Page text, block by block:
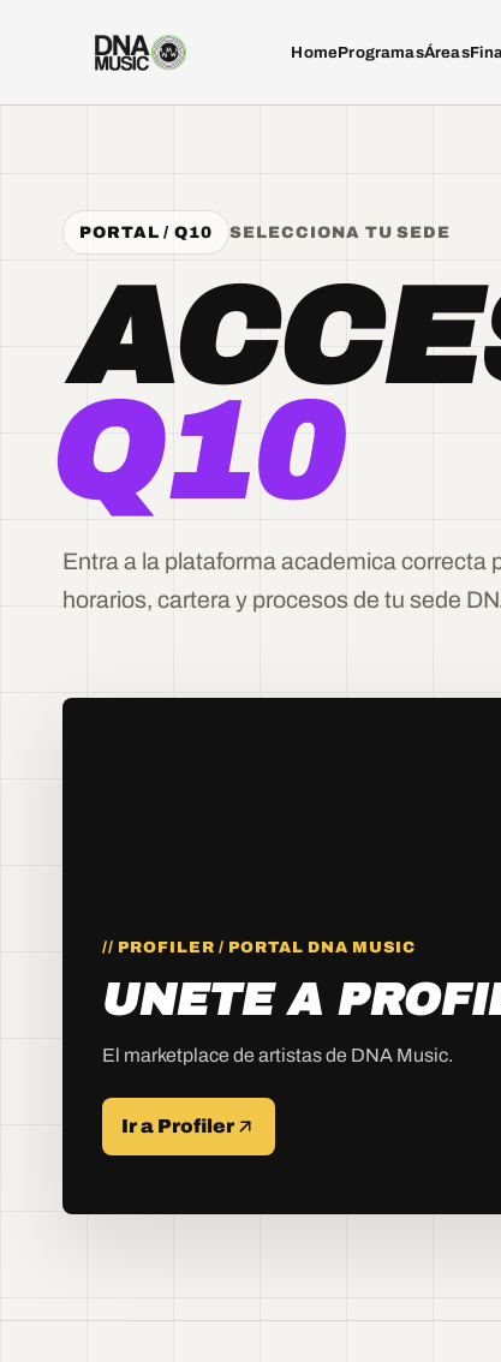
HomeProgramasÁreas
PORTAL / Q10 SELECCIONA TU SEDE
Q10
Entra a la plataforma academica correcta
horarios, cartera y procesos de tu sede
// PROFILER / PORTAL DNA MUSIC
UNETE A
El marketplace de artistas de DNA Music.
Ir a Profiler